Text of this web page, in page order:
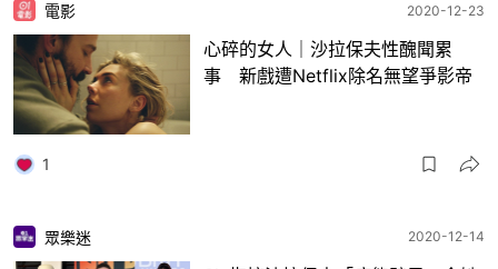
電影 2020-12-23
心碎的女人｜沙拉保夫性醜聞累
事 新戲遭Netflix除名無望爭影帝
1
眾樂迷 2020-12-14